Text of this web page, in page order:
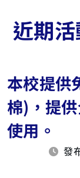
近期
本校提供
棉)，提
使用。
發